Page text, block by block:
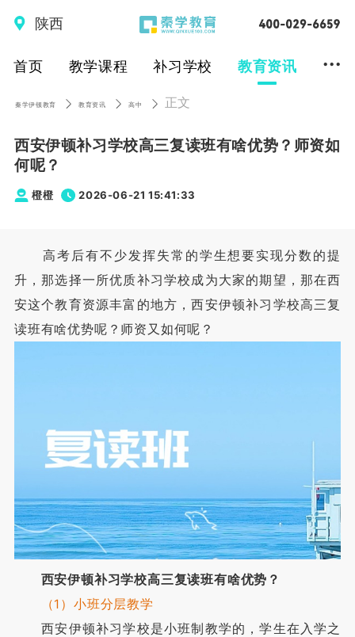
陕西
首页 教学课程 补习学校 教育资讯 ...
秦学伊顿教育 教育资讯 高中 正文
西安伊顿补习学校高三复读班有啥优势？师资如
何呢？
橙橙 2026-06-21 15:41:33
高考后有不少发挥失常的学生想要实现分数的提
升，那选择一所优质补习学校成为大家的期望，那在西
安这个教育资源丰富的地方，西安伊顿补习学校高三复
读班有啥优势呢？师资又如何呢？
西安伊顿补习学校高三复读班有啥优势？
（1）小班分层教学
西安伊顿补习学校是小班制教学的，学生在入学之